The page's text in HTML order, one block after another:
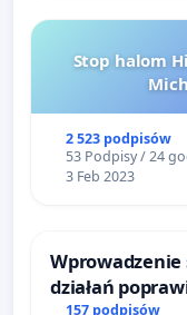
Stop halom
2 523 podpisów
53 Podpisy / 24
3 Feb 2023
działań
157 podpisów